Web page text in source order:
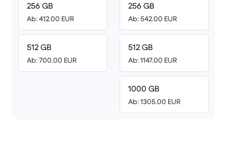
256 GB
Ab: 412.00 EUR
512 GB
Ab: 700.00 EUR
256 GB
Ab: 542.00 EUR
512 GB
Ab: 1147.00 EUR
1000 GB
Ab: 1305.00 EUR